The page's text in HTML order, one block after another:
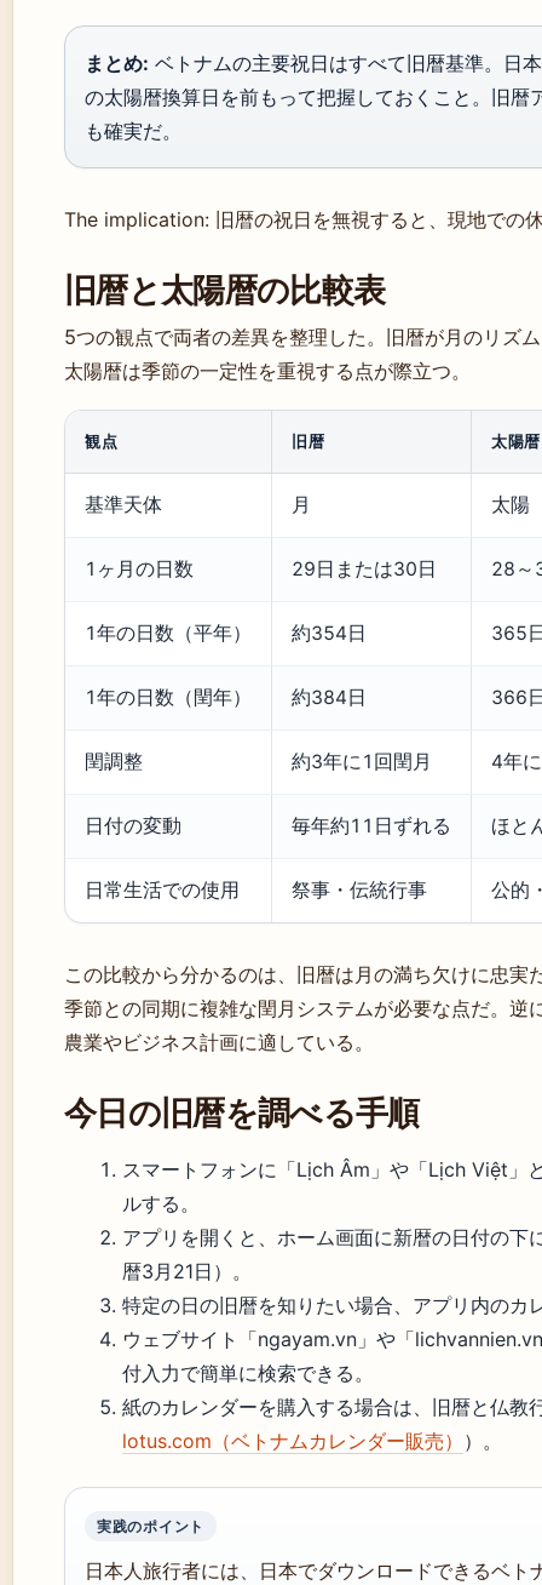
まとめ: ベトナムの主要祝日はすべて旧暦基準。日
の太陽暦換算日を前もって把握しておくこと。旧
も確実だ。
The implication: 旧暦の祝日を無視すると、現地での
旧暦と太陽暦の比較表
5つの観点で両者の差異を整理した。旧暦が月のリズ
太陽暦は季節の一定性を重視する点が際立つ。
観点 旧暦 太陽暦
基準天体 月 太陽
1ヶ月の日数 29日または30日 28～
1年の日数（平年） 約354日 365
1年の日数（閏年） 約384日 366
閏調整 約3年に1回閏月 4年
日付の変動 毎年約11日ずれる ほと
日常生活での使用 祭事・伝統行事 公的
この比較から分かるのは、旧暦は月の満ち欠けに忠実
季節との同期に複雑な閏月システムが必要な点だ。
農業やビジネス計画に適している。
今日の旧暦を調べる手順
スマートフォンに「Lịch Âm」や「Lịch Việt」
ルする。
アプリを開くと、ホーム画面に新暦の日付の
暦3月21日）。
特定の日の旧暦を知りたい場合、アプリ内のカ
ウェブサイト「ngayam.vn」や「
付入力で簡単に検索できる。
紙のカレンダーを購入する場合は、旧暦と仏教
lotus.com（ベトナムカレンダー販売） ）。
実践のポイント
日本人旅行者には、日本でダウンロードできるベ